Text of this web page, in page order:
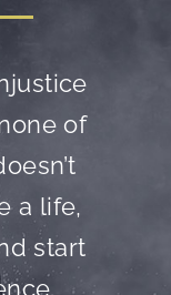
of
a life,
start